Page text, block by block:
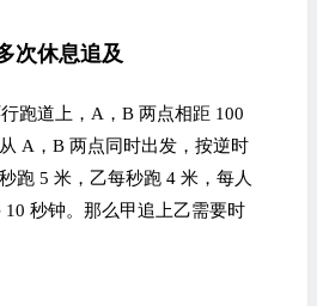
次休息追及
行跑道上，A，B 两点相距 100
A，B 两点同时出发，按逆时
跑 5 米，乙每秒跑 4 米，每人
秒钟。那么甲追上乙需要时